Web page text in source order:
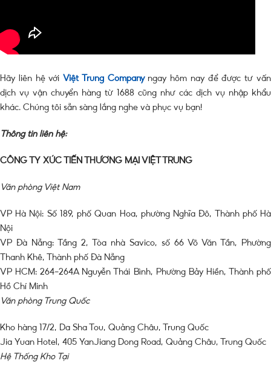
Hãy liên hệ với Việt Trung Companyngay hôm nay để được tư vấn
dịch vụ vận chuyển hàng từ 1688 cũng như các dịch vụ nhập khẩu
khác. Chúng tôi sẵn sàng lắng nghe và phục vụ bạn!
Thông tin liên hệ:
CÔNG TY XÚC TIẾN THƯƠNG MẠI VIỆT TRUNG
Văn phòng Việt Nam
VP Hà Nội: Số 189, phố Quan Hoa, phường Nghĩa Đô, Thành phố Hà
Nội
VP Đà Nẵng: Tầng 2, Tòa nhà Savico, số 66 Võ Văn Tần, Phường
Thanh Khê, Thành phố Đà Nẵng
VP HCM: 264-264A Nguyễn Thái Bình, Phường Bảy Hiền, Thành phố
Hồ Chí Minh
Văn phòng Trung Quốc
Kho hàng 17/2, Da Sha Tou, Quảng Châu, Trung Quốc
Jia Yuan Hotel, 405 YanJiang Dong Road, Quảng Châu, Trung Quốc
Hệ Thống Kho Tại